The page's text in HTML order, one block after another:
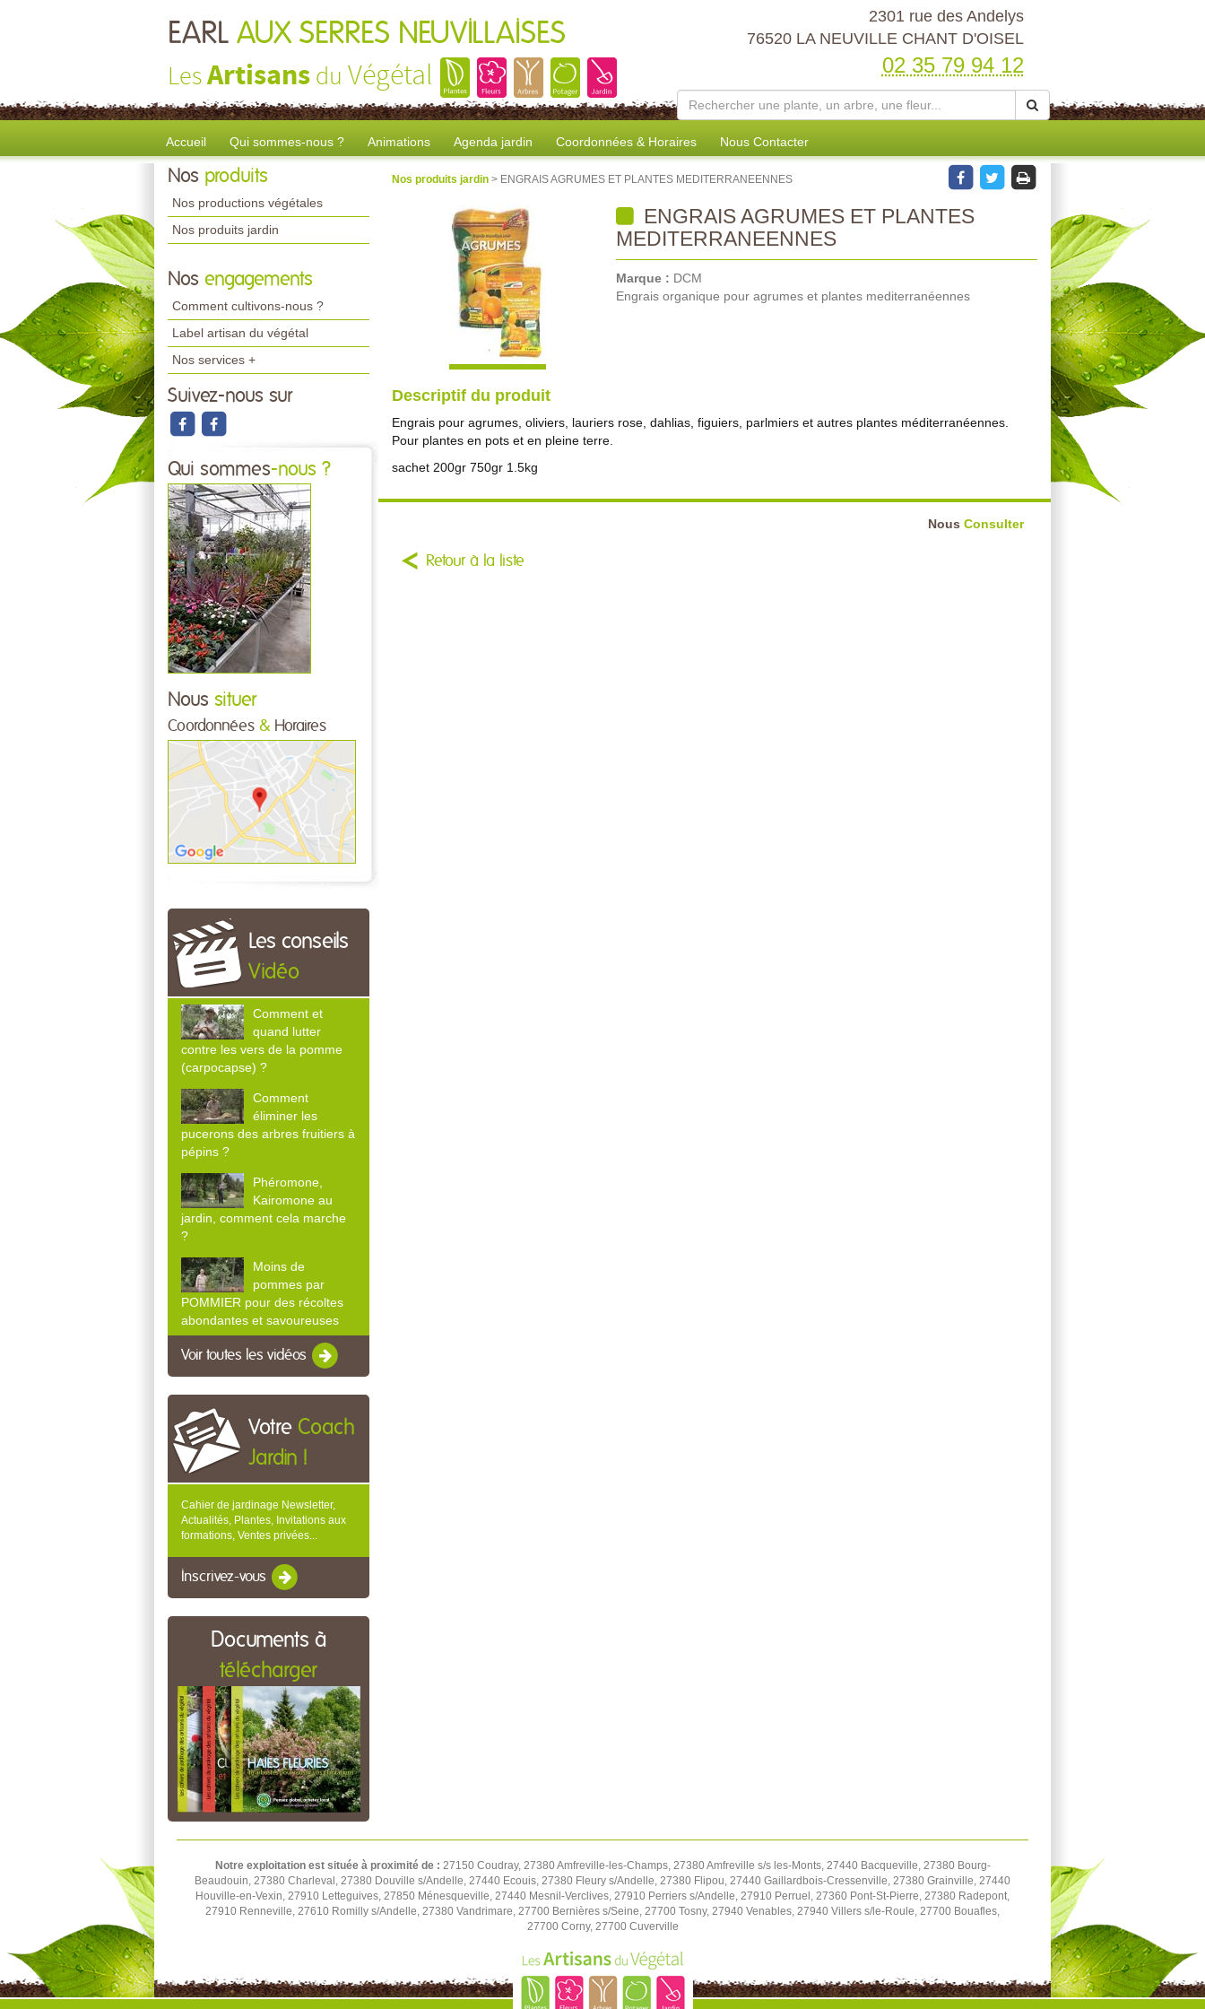
EARL AUX SERRES NEUVILLAISES
LesArtisans du Végétal
2301 rue des Andelys
76520 LA NEUVILLE CHANT D'OISEL
02 35 79 94 12
Accueil Qui sommes-nous ? Animations Agenda jardin Coordonnées & Horaires Nous Contacter
Nos produits
Nos productions végétales
Nos produits jardin
Nos engagements
Comment cultivons-nous ?
Label artisan du végétal
Nos services +
Suivez-nous sur
Qui sommes-nous ?
Nous situer
Coordonnées & Horaires
Les conseils
Vidéo
Comment et
quand lutter
contre les vers de la pomme
(carpocapse) ?
Comment
éliminer les
pucerons des arbres fruitiers à
pépins ?
Phéromone,
Kairomone au
jardin, comment cela marche
?
Moins de
pommes par
POMMIER pour des récoltes
abondantes et savoureuses
Voir toutes les vidéos
Votre Coach
Jardin !
Cahier de jardinage Newsletter,
Actualités, Plantes, Invitations aux
formations, Ventes privées...
Inscrivez-vous
Documents à
télécharger
Nos produits jardin > ENGRAIS AGRUMES ET PLANTES MEDITERRANEENNES
ENGRAIS AGRUMES ET PLANTES
MEDITERRANEENNES
Marque : DCM
Engrais organique pour agrumes et plantes mediterranéennes
Descriptif du produit
Engrais pour agrumes, oliviers, lauriers rose, dahlias, figuiers, parlmiers et autres plantes méditerranéennes.
Pour plantes en pots et en pleine terre.
sachet 200gr 750gr 1.5kg
Nous Consulter
Retour à la liste
Notre exploitation est située à proximité de : 27150 Coudray, 27380 Amfreville-les-Champs, 27380 Amfreville s/s les-Monts, 27440 Bacqueville, 27380 Bourg-
Beaudouin, 27380 Charleval, 27380 Douville s/Andelle, 27440 Ecouis, 27380 Fleury s/Andelle, 27380 Flipou, 27440 Gaillardbois-Cressenville, 27380 Grainville, 27440
Houville-en-Vexin, 27910 Letteguives, 27850 Ménesqueville, 27440 Mesnil-Verclives, 27910 Perriers s/Andelle, 27910 Perruel, 27360 Pont-St-Pierre, 27380 Radepont,
27910 Renneville, 27610 Romilly s/Andelle, 27380 Vandrimare, 27700 Bernières s/Seine, 27700 Tosny, 27940 Venables, 27940 Villers s/le-Roule, 27700 Bouafles,
27700 Corny, 27700 Cuverville